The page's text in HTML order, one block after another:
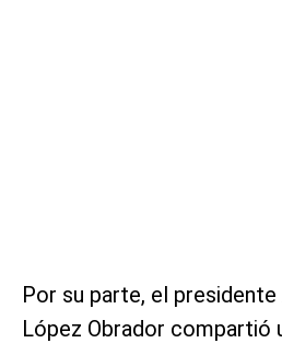
Por su parte, el
López Obrador compartió